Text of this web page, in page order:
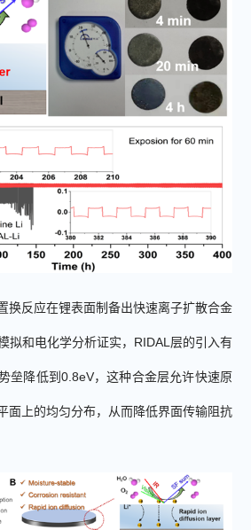
换反应在锂表面制备出快速离子扩散合金
拟和电化学分析证实， RIDAL 层的引入有
垒降低到0.8eV，这种合金层允许快速原
面上的均匀分布，从而降低界面传输阻抗